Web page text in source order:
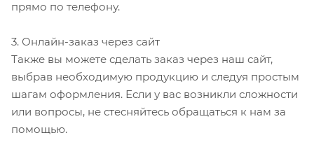
прямо по телефону.
3. Онлайн-заказ через сайт
Также вы можете сделать заказ через наш сайт,
выбрав необходимую продукцию и следуя простым
шагам оформления. Если у вас возникли сложности
или вопросы, не стесняйтесь обращаться к нам за
помощью.